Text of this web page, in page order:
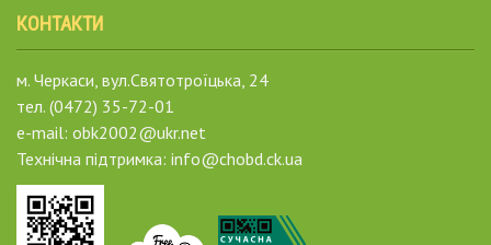
КОНТАКТИ
м. Черкаси, вул.Святотроїцька, 24
тел. (0472) 35-72-01
e-mail: obk2002@ukr.net
Технічна підтримка: info@chobd.ck.ua